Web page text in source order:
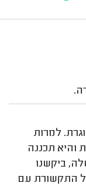
למרות
והיא תכננה
ביקשנו
התקשורת עם